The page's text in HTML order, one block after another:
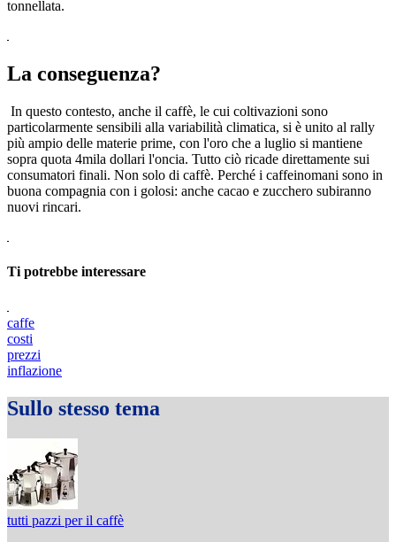
tonnellata.
La conseguenza?
In questo contesto, anche il caffè, le cui coltivazioni sono
particolarmente sensibili alla variabilità climatica, si è unito al rally
più ampio delle materie prime, con l'oro che a luglio si mantiene
sopra quota 4mila dollari l'oncia. Tutto ciò ricade direttamente sui
consumatori finali. Non solo di caffè. Perché i caffeinomani sono in
buona compagnia con i golosi: anche cacao e zucchero subiranno
nuovi rincari.
Ti potrebbe interessare
caffe
costi
prezzi
inflazione
Sullo stesso tema
tutti pazzi per il caffè